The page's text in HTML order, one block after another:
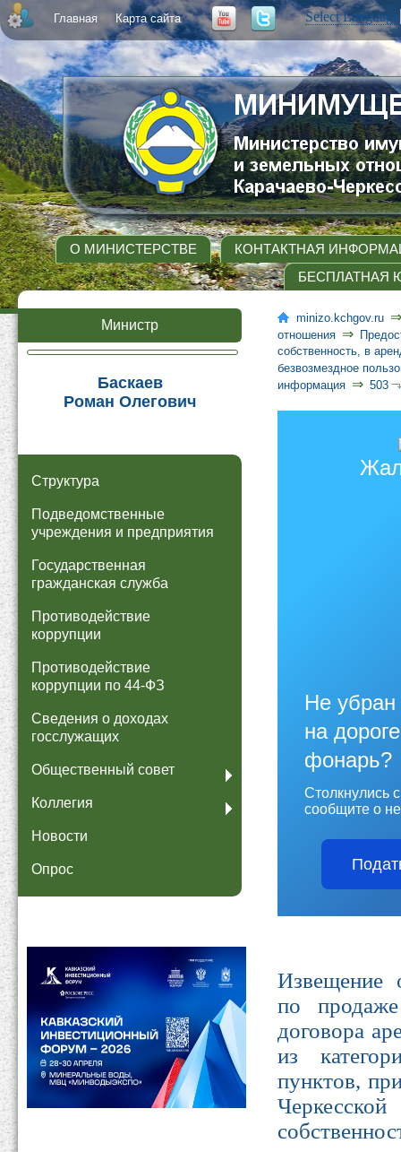
Select Language
Главная Карта сайта
О МИНИСТЕРСТВЕ
КОНТАКТНАЯ
БЕСПЛАТНАЯ
Министр
Баскаев
Роман Олегович
Структура
Подведомственные
учреждения и предприятия
Государственная
гражданская служба
Противодействие
коррупции
Противодействие
коррупции по 44-ФЗ
Сведения о доходах
госслужащих
Общественный совет
Коллегия
Новости
Опрос
minizo.kchgov.ru
отношения ⇒
собственность, в
безвозмездное
информация ⇒ 503
Не убран
на
фонарь?
Столкнулись
сообщите о
Извещение
по
договора
из
пунктов,